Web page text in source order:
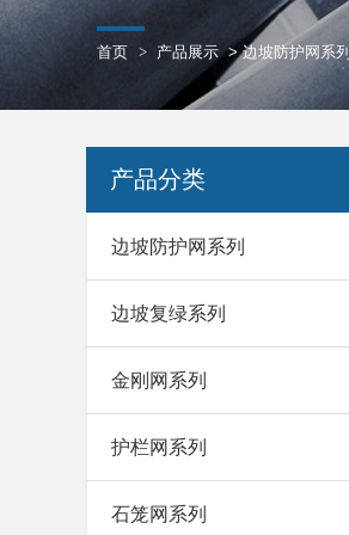
首页 > 产品展示>边坡防护网系列
产品分类
边坡防护网系列
边坡复绿系列
金刚网系列
护栏网系列
石笼网系列